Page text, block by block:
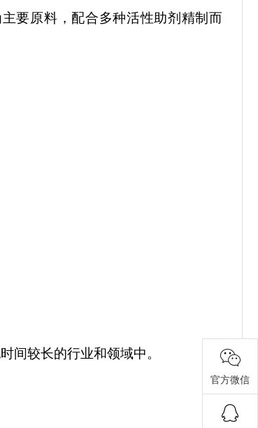
要原料，配合多种活性助剂精制而
间较长的行业和领域中。
官方微信